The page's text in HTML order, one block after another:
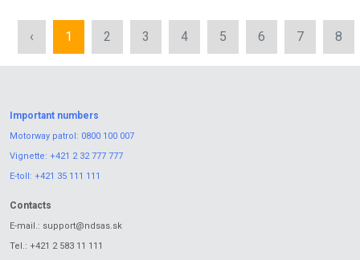
‹ 1 2 3 4 5 6 7 8
Important numbers
Motorway patrol: 0800 100 007
Vignette: +421 2 32 777 777
E-toll: +421 35 111 111
Contacts
E-mail.: support@ndsas.sk
Tel.: +421 2 583 11 111